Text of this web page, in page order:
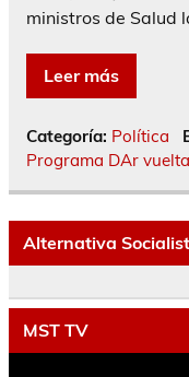
ministros de Salud
Leer más
Categoría: Política
Programa DAr
Alternativa
MST TV